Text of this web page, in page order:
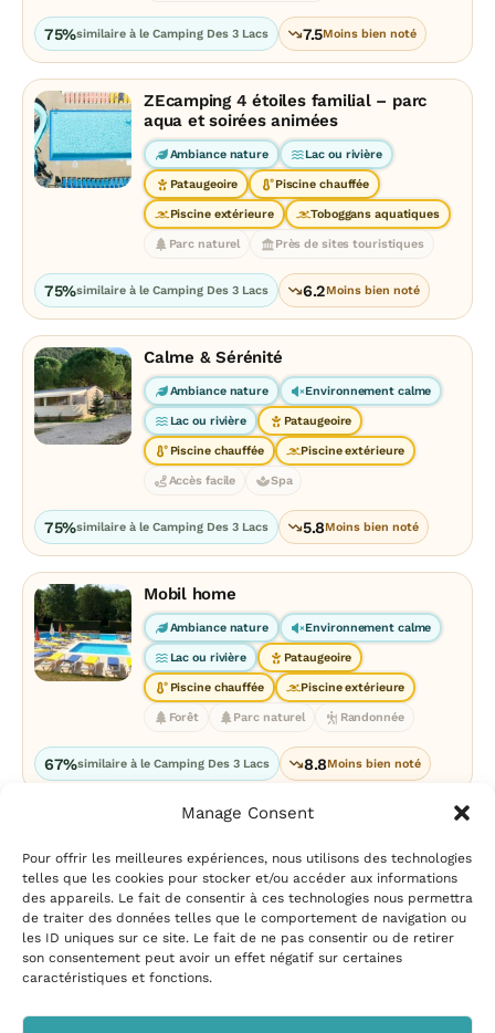
Manage Consent
Pour offrir les meilleures expériences, nous utilisons des technologies
telles que les cookies pour stocker et/ou accéder aux informations
des appareils. Le fait de consentir à ces technologies nous permettra
de traiter des données telles que le comportement de navigation ou
les ID uniques sur ce site. Le fait de ne pas consentir ou de retirer
son consentement peut avoir un effet négatif sur certaines
caractéristiques et fonctions.
75%similaire à le Camping Des 3 Lacs 7.5Moins bien noté
ZEcamping 4 étoiles familial – parc
aqua et soirées animées
Ambiance nature Lac ou rivière
Pataugeoire Piscine chauffée
Piscine extérieure Toboggans aquatiques
Parc naturel Près de sites touristiques
75%similaire à le Camping Des 3 Lacs 6.2Moins bien noté
Calme & Sérénité
Ambiance nature Environnement calme
Lac ou rivière Pataugeoire
Piscine chauffée Piscine extérieure
Accès facile Spa
75%similaire à le Camping Des 3 Lacs 5.8Moins bien noté
Mobil home
Ambiance nature Environnement calme
Lac ou rivière Pataugeoire
Piscine chauffée Piscine extérieure
Forêt Parc naturel Randonnée
67%similaire à le Camping Des 3 Lacs 8.8Moins bien noté
Mentions légales|Politique
de confidentialité
suggestions|Politique de